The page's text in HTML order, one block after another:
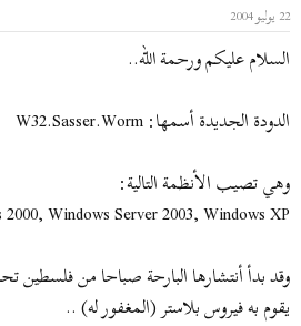
م
و
ع
ل
ب
22 يوليو 2004
السلام عليكم ورحمة الله..
الدودة الجديدة أسمها: W32.Sasser.Worm
وهي تصيب الأنظمة التالية:
Windows Server 2003, Windows XP
وقد بدأ أنتشارها البارحة صباحا من فلسطين
يقوم به فيروس بلاستر (المغفور له) ..